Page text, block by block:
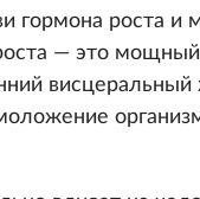
гормона роста и
— это